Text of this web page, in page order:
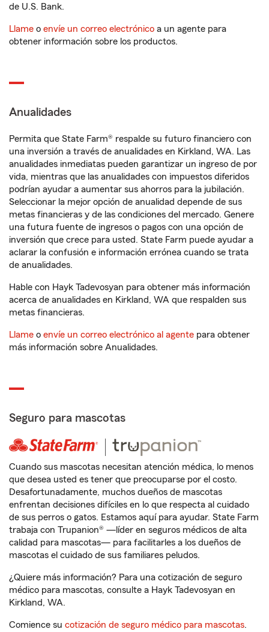
de U.S. Bank.
Llame o envíe un correo electrónico a un agente para
obtener información sobre los productos.
Anualidades
Permita que State Farm® respalde su futuro financiero con
una inversión a través de anualidades en Kirkland, WA. Las
anualidades inmediatas pueden garantizar un ingreso de por
vida, mientras que las anualidades con impuestos diferidos
podrían ayudar a aumentar sus ahorros para la jubilación.
Seleccionar la mejor opción de anualidad depende de sus
metas financieras y de las condiciones del mercado. Genere
una futura fuente de ingresos o pagos con una opción de
inversión que crece para usted. State Farm puede ayudar a
aclarar la confusión e información errónea cuando se trata
de anualidades.
Hable con Hayk Tadevosyan para obtener más información
acerca de anualidades en Kirkland, WA que respalden sus
metas financieras.
Llame o envíe un correo electrónico al agente para obtener
más información sobre Anualidades.
Seguro para mascotas
Cuando sus mascotas necesitan atención médica, lo menos
que desea usted es tener que preocuparse por el costo.
Desafortunadamente, muchos dueños de mascotas
enfrentan decisiones difíciles en lo que respecta al cuidado
de sus perros o gatos. Estamos aquí para ayudar. State Farm
trabaja con Trupanion® —líder en seguros médicos de alta
calidad para mascotas— para facilitarles a los dueños de
mascotas el cuidado de sus familiares peludos.
¿Quiere más información? Para una cotización de seguro
médico para mascotas, consulte a Hayk Tadevosyan en
Kirkland, WA.
Comience su cotización de seguro médico para mascotas.